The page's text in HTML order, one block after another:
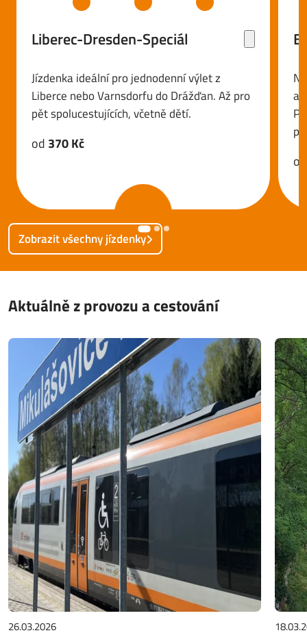
Liberec-Dresden-Speciál
Jízdenka ideální pro jednodenní výlet z
Liberce nebo Varnsdorfu do Drážďan. Až pro
pět spolucestujících, včetně dětí.
od 370 Kč
Zobrazit všechny jízdenky
Aktuálně z provozu a cestování
26.03.2026